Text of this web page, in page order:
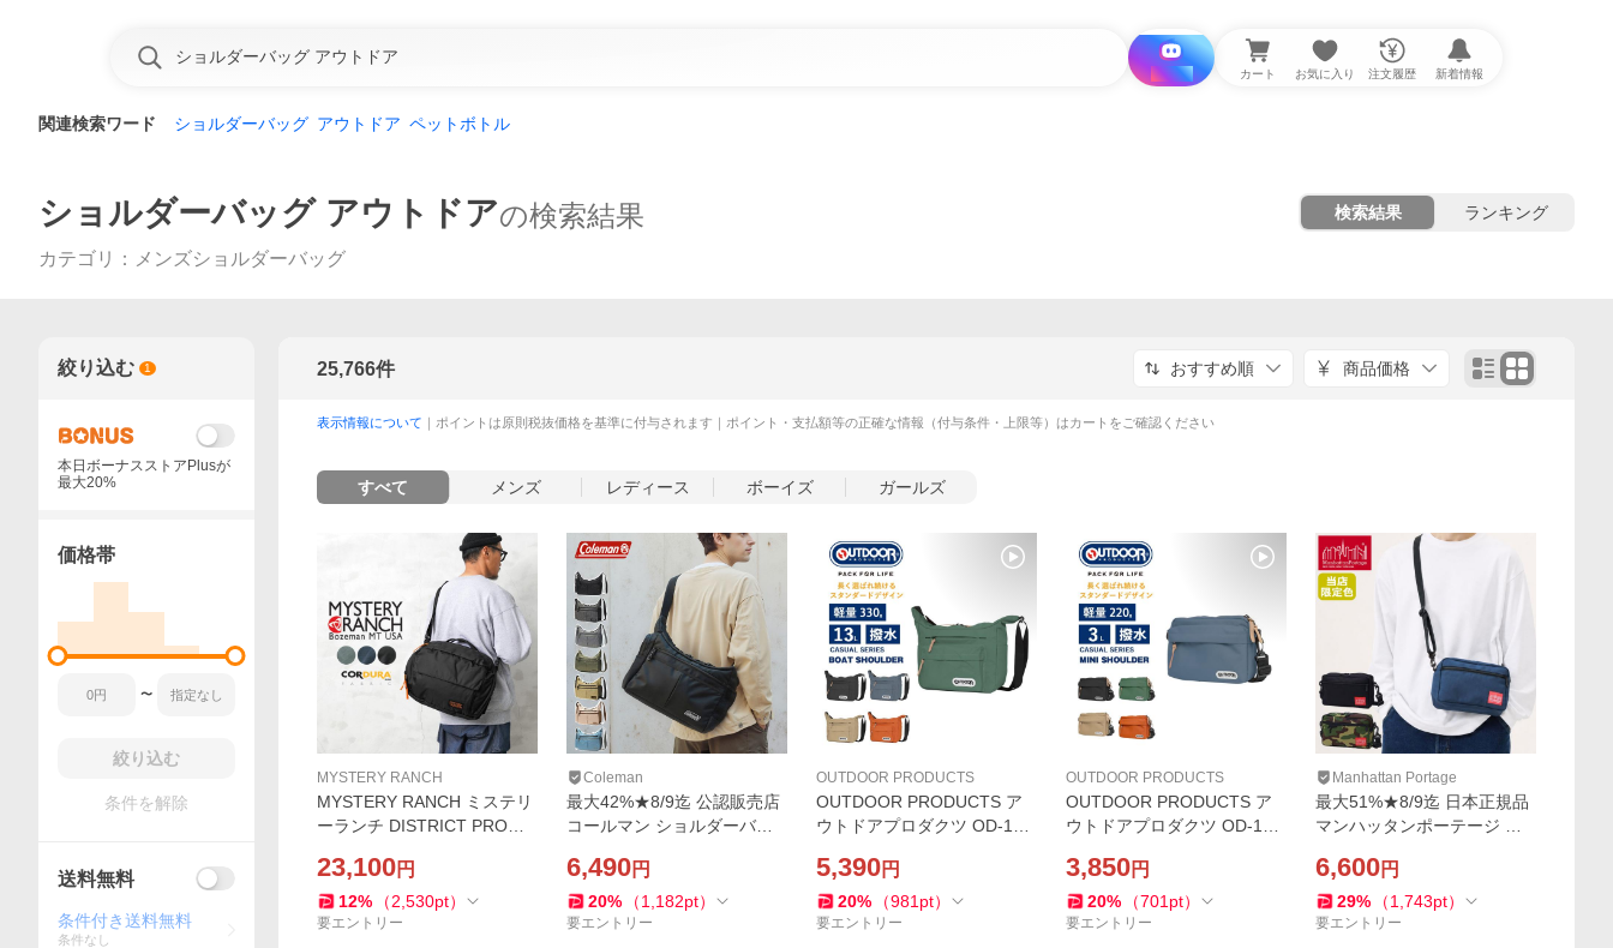
i と探す カート お気に入り 注文履歴 新着情報
関連検索ワード ショルダーバッグ アウトドア ペットボトル
ショルダーバッグ アウトドアの検索結果
カテゴリ ： メンズショルダーバッグ
検索結果 ランキング
25,766件 おすすめ順 商品価格
表示情報について ｜ポイントは原則税抜価格を基準に付与されます｜ポイント・支払額等の正確な情報（付与条件・上限等）はカートをご確認ください
すべて メンズ レディース ボーイズ ガールズ
MYSTERY RANCH
MYSTERY RANCH ミステリ
ーランチ DISTRICT PRO
ョルダーバッグ アウトドア
通勤 通学 ブランド【正規取
扱店】【Sx】【T】
23,100円
12% （2,530pt）
要エントリー
Coleman
最大42%★8/9迄 公認販売店
コールマン ショルダーバッ
斜めがけ Coleman A4 大人
軽量 8L 保冷 WALKER クー
ルショルダーMD
6,490円
20% （1,182pt）
要エントリー
OUTDOOR PRODUCTS
OUTDOOR PRODUCTS ア
ウトドアプロダクツ OD-122
ィリティショルダー ショル
ダーバッグ カジュアルシリ
ーズ 13L A4 軽量 撥水 鞄
5,390円
20% （981 pt）
要エントリー
OUTDOOR PRODUCTS
OUTDOOR PRODUCTS ア
ウトドアプロダクツ OD-122
ッグ ショルダーバッグ カジ
ュアルシリーズ コンパクト
サコッシュ 3L 軽量 撥水 鞄
3,850円
20% （701 pt）
要エントリー
Manhattan Portage
最大51%★8/9迄 日本正規品
マンハッタンポーテージ シ
ィース Manhattan Portage
軽い 2L バッグ Jogger Bag
MP1404L
6,600円
29% （1,743pt）
要エントリー
絞り込む 1
本日ボーナスストアPlusが
最大20%
価格帯
〜
絞り込む
条件を解除
送料無料
条件付き送料無料
条件なし